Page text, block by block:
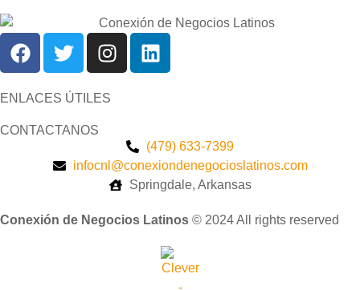
ENLACES ÚTILES
CONTACTANOS
(479) 633-7399
infocnl@conexiondenegocioslatinos.com
Springdale, Arkansas
Conexión de Negocios Latinos © 2024 All rights reserved